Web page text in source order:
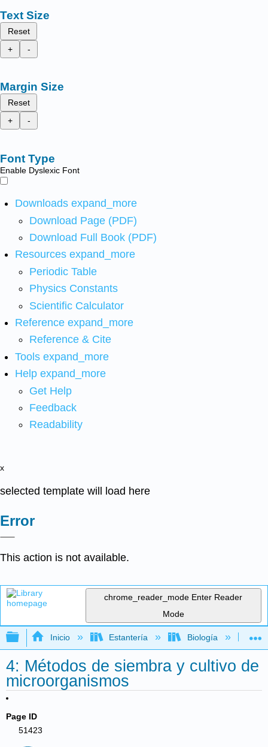
Text Size
Reset
+
-
Margin Size
Reset
+
-
Font Type
Enable Dyslexic Font
Downloads expand_more
Download Page (PDF)
Download Full Book (PDF)
Resources expand_more
Periodic Table
Physics Constants
Scientific Calculator
Reference expand_more
Reference & Cite
Tools expand_more
Help expand_more
Get Help
Feedback
Readability
x
selected template will load here
Error
This action is not available.
chrome_reader_mode Enter Reader
Mode
Expandir/contraer jerarquía global
Inicio Estantería Biología
4: Métodos de siembra y cultivo de
microorganismos
Page ID
51423